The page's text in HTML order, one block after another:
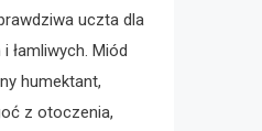
uczta dla
łamliwych. Miód
humektant,
z otoczenia,